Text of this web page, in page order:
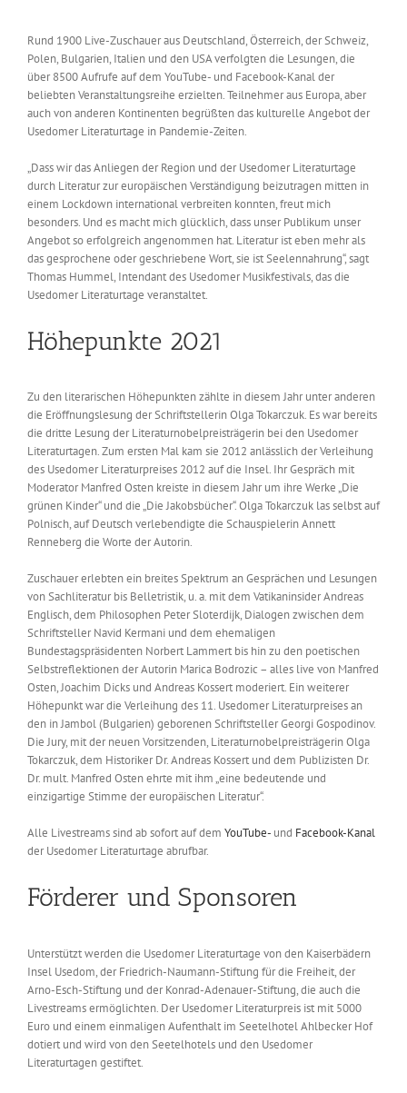
Rund 1900 Live-Zuschauer aus Deutschland, Österreich, der Schweiz,
Polen, Bulgarien, Italien und den USA verfolgten die Lesungen, die
über 8500 Aufrufe auf dem YouTube- und Facebook-Kanal der
beliebten Veranstaltungsreihe erzielten. Teilnehmer aus Europa, aber
auch von anderen Kontinenten begrüßten das kulturelle Angebot der
Usedomer Literaturtage in Pandemie-Zeiten.
„Dass wir das Anliegen der Region und der Usedomer Literaturtage
durch Literatur zur europäischen Verständigung beizutragen mitten in
einem Lockdown international verbreiten konnten, freut mich
besonders. Und es macht mich glücklich, dass unser Publikum unser
Angebot so erfolgreich angenommen hat. Literatur ist eben mehr als
das gesprochene oder geschriebene Wort, sie ist Seelennahrung“, sagt
Thomas Hummel, Intendant des Usedomer Musikfestivals, das die
Usedomer Literaturtage veranstaltet.
Höhepunkte 2021
Zu den literarischen Höhepunkten zählte in diesem Jahr unter anderen
die Eröffnungslesung der Schriftstellerin Olga Tokarczuk. Es war bereits
die dritte Lesung der Literaturnobelpreisträgerin bei den Usedomer
Literaturtagen. Zum ersten Mal kam sie 2012 anlässlich der Verleihung
des Usedomer Literaturpreises 2012 auf die Insel. Ihr Gespräch mit
Moderator Manfred Osten kreiste in diesem Jahr um ihre Werke „Die
grünen Kinder“ und die „Die Jakobsbücher“. Olga Tokarczuk las selbst auf
Polnisch, auf Deutsch verlebendigte die Schauspielerin Annett
Renneberg die Worte der Autorin.
Zuschauer erlebten ein breites Spektrum an Gesprächen und Lesungen
von Sachliteratur bis Belletristik, u. a. mit dem Vatikaninsider Andreas
Englisch, dem Philosophen Peter Sloterdijk, Dialogen zwischen dem
Schriftsteller Navid Kermani und dem ehemaligen
Bundestagspräsidenten Norbert Lammert bis hin zu den poetischen
Selbstreflektionen der Autorin Marica Bodrozic – alles live von Manfred
Osten, Joachim Dicks und Andreas Kossert moderiert. Ein weiterer
Höhepunkt war die Verleihung des 11. Usedomer Literaturpreises an
den in Jambol (Bulgarien) geborenen Schriftsteller Georgi Gospodinov.
Die Jury, mit der neuen Vorsitzenden, Literaturnobelpreisträgerin Olga
Tokarczuk, dem Historiker Dr. Andreas Kossert und dem Publizisten Dr.
Dr. mult. Manfred Osten ehrte mit ihm „eine bedeutende und
einzigartige Stimme der europäischen Literatur“.
Alle Livestreams sind ab sofort auf dem YouTube- und Facebook-Kanal
der Usedomer Literaturtage abrufbar.
Förderer und Sponsoren
Unterstützt werden die Usedomer Literaturtage von den Kaiserbädern
Insel Usedom, der Friedrich-Naumann-Stiftung für die Freiheit, der
Arno-Esch-Stiftung und der Konrad-Adenauer-Stiftung, die auch die
Livestreams ermöglichten. Der Usedomer Literaturpreis ist mit 5000
Euro und einem einmaligen Aufenthalt im Seetelhotel Ahlbecker Hof
dotiert und wird von den Seetelhotels und den Usedomer
Literaturtagen gestiftet.